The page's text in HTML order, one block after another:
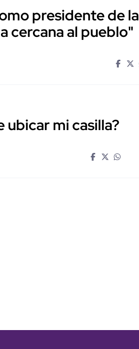
presidente de la
cercana al pueblo"
ubicar mi casilla?